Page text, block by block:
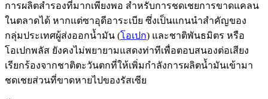
การผลิตสำรองที่มากเพียงพอ สำหรับการชดเชยการขาดแคลน
ในตลาดได้ หากแต่ซาอุดีอาระเบีย ซึ่งเป็นแกนนำสำคัญของ
กลุ่มประเทศผู้ส่งออกน้ำมัน (โอเปก) และชาติพันธมิตร หรือ
โอเปกพลัส ยังคงไม่พยายามแสดงท่าทีเพื่อตอบสนองต่อเสียง
เรียกร้องจากชาติตะวันตกที่ให้เพิ่มกำลังการผลิตน้ำมันเข้ามา
ชดเชยส่วนที่ขาดหายไปของรัสเซีย